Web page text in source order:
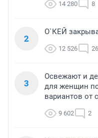
14 280 8
2
О`КЕЙ
12 526 26
3
Освежают и
для женщин
вариантов от
9 602 2